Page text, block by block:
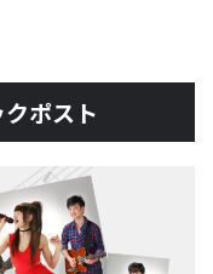
ポスト